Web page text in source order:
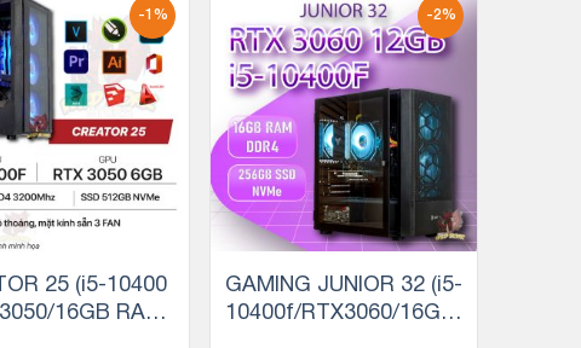
-1%
25 (i5-10400
16GB RAM/
-2%
GAMING JUNIOR 32 (i5-
10400f/RTX3060/16GB